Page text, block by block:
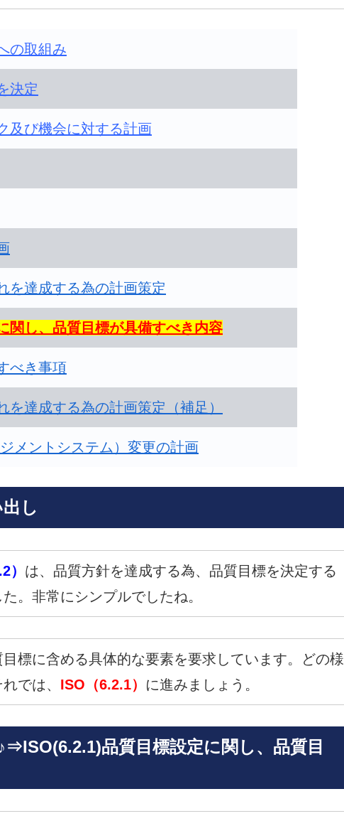
の取組み
決定
及び機会に対する計画
を達成する為の計画策定
関し、品質目標が具備すべき内容
べき事項
を達成する為の計画策定（補足）
メントシステム）変更の計画
し
） は、品質方針を達成する為、品質目標を決定する
。非常にシンプルでしたね。
標に含める具体的な要素を要求しています。どの様
では、 ISO（6.2.1） に進みましょう。
品質目標設定に関し、品質目